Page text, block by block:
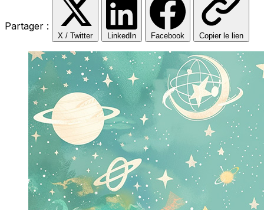
Partager :
X / Twitter LinkedIn Facebook Copier le lien